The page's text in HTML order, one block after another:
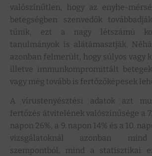
valószínűtlen, hogy az enyhe-
betegségben szenvedők
tűnik, ezt a nagy létszámú
tanulmányok is alátámasztják.
azonban felmerült, hogy súlyos vagy
illetve immunkompromittált
vagy még tovább is fertőzőképesek
A vírustenyésztési adatok azt
fertőzés átvitelének valószínűsége a
napon 26%, a 9. napon 14% és a 10.
vizsgálatoknál azonban mind
szempontból, mind a statisztikai